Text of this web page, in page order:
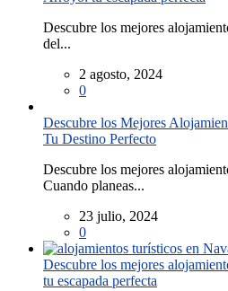
Descubre los mejores
del...
2 agosto, 2024
0
Descubre los Mejores
Tu Destino Perfecto
Descubre los mejores
Cuando planeas...
23 julio, 2024
0
Descubre los mejores
tu escapada perfecta